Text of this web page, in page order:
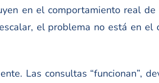
en el comportamiento real de
el problema no está en el
Las consultas “funcionan”,